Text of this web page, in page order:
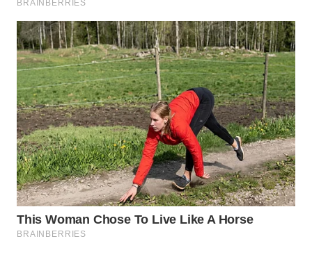
WAHANA
SPORT
WAHANA
UMKM
WAHANA
SELEB
WAHANA
PERSONA
WAHANA
OTOMOTIF